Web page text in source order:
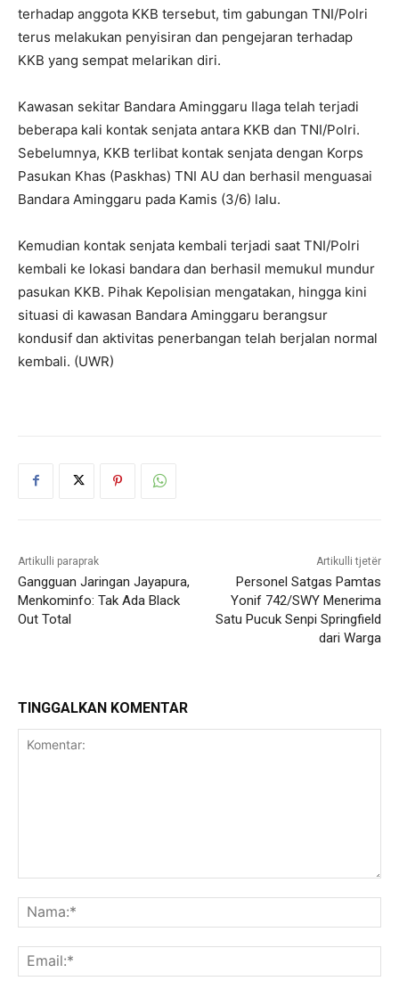
terhadap anggota KKB tersebut, tim gabungan TNI/Polri
terus melakukan penyisiran dan pengejaran terhadap
KKB yang sempat melarikan diri.
Kawasan sekitar Bandara Aminggaru Ilaga telah terjadi
beberapa kali kontak senjata antara KKB dan TNI/Polri.
Sebelumnya, KKB terlibat kontak senjata dengan Korps
Pasukan Khas (Paskhas) TNI AU dan berhasil menguasai
Bandara Aminggaru pada Kamis (3/6) lalu.
Kemudian kontak senjata kembali terjadi saat TNI/Polri
kembali ke lokasi bandara dan berhasil memukul mundur
pasukan KKB. Pihak Kepolisian mengatakan, hingga kini
situasi di kawasan Bandara Aminggaru berangsur
kondusif dan aktivitas penerbangan telah berjalan normal
kembali. (UWR)
Artikulli paraprak
Gangguan Jaringan Jayapura,
Menkominfo: Tak Ada Black
Out Total
Artikulli tjetër
Personel Satgas Pamtas
Yonif 742/SWY Menerima
Satu Pucuk Senpi Springfield
dari Warga
TINGGALKAN KOMENTAR